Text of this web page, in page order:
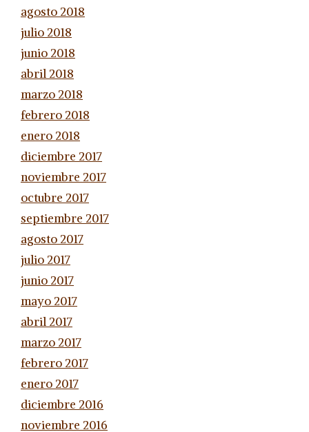
agosto 2018
julio 2018
junio 2018
abril 2018
marzo 2018
febrero 2018
enero 2018
diciembre 2017
noviembre 2017
octubre 2017
septiembre 2017
agosto 2017
julio 2017
junio 2017
mayo 2017
abril 2017
marzo 2017
febrero 2017
enero 2017
diciembre 2016
noviembre 2016